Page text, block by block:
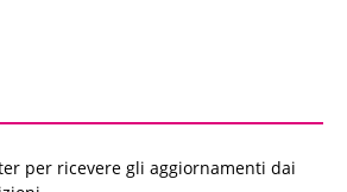
per ricevere gli aggiornamenti dai